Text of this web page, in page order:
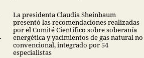
La presidenta Claudia Sheinbaum
presentó las recomendaciones realizadas
por el Comité Científico sobre soberanía
energética y yacimientos de gas natural no
convencional, integrado por 54
especialistas